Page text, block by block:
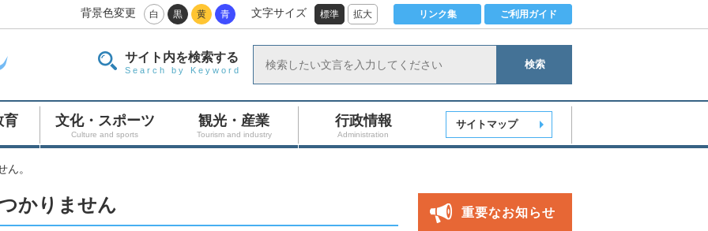
背景色変更 白 黒 黄 青 文字サイズ 標準 拡大 リンク集 ご利用ガイド
サイト内を検索する
Search by Keyword 検索
育 文化・スポーツ
Culture and sports
観光・産業
Tourism and industry
行政情報
Administration
サイトマップ
ん。
かりません 重要なお知らせ